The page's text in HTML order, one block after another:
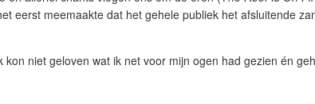
eerst meemaakte dat het gehele publiek het afsluitende
niet geloven wat ik net voor mijn ogen had gezien én